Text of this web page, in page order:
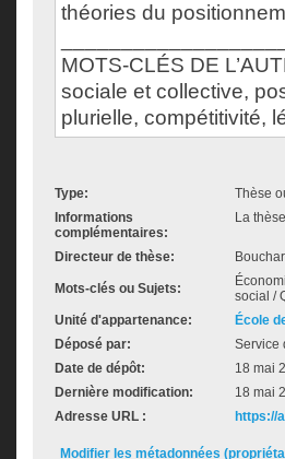
théories du
MOTS-CLÉS DE
sociale et collective,
plurielle, compétitivité,
Type:
Thèse
Informations
complémentaires:
La
Directeur de thèse:
Mots-clés ou Sujets:
social /
Unité d'appartenance:
École
Déposé par:
Service
Date de dépôt:
18 mai
Dernière modification:
18 mai
Adresse URL :
https://
Modifier les métadonnées